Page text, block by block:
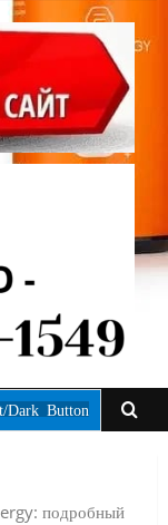
Dark Button
подробный